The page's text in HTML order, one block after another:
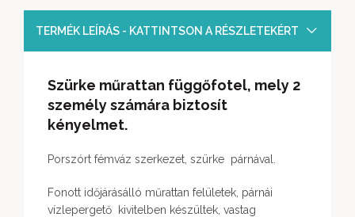
TERMÉK LEÍRÁS - KATTINTSON A RÉSZLETEKÉRT
Szürke műrattan függőfotel, mely 2
személy számára biztosít
kényelmet.
Porszórt fémváz szerkezet, szürke párnával.
Fonott időjárásálló műrattan felületek, párnái
vízlepergető kivitelben készültek, vastag